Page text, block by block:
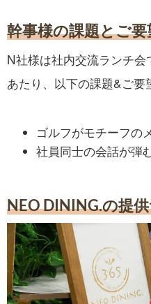
幹事様の課題とご要
N社様は社内交流ランチ
あたり、以下の課題&ご要
ゴルフがモチーフの
社員同士の会話が弾
NEO DINING.の提